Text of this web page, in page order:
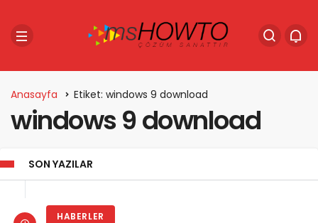
Anasayfa Etiket: windows 9 download
windows 9 download
SON YAZILAR
HABERLER